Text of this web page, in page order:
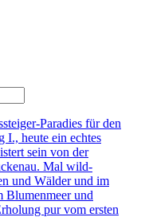
Paradies für den
I., heute ein echtes
sein von der
Mal wild-
und Wälder und im
Blumenmeer und
pur vom ersten